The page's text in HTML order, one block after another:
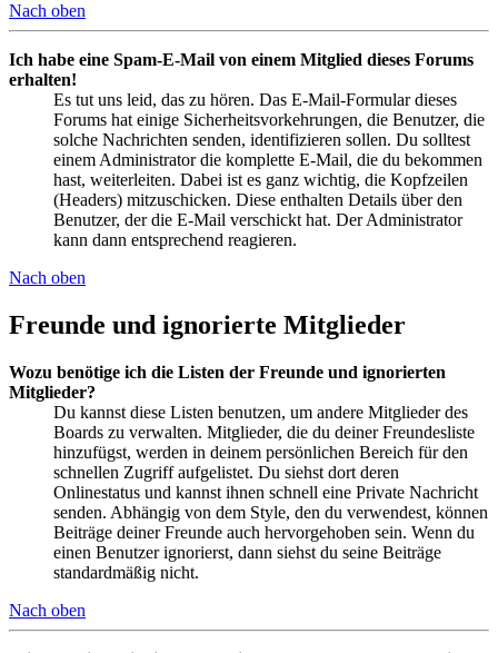
Nach oben
Ich habe eine Spam-E-Mail von einem Mitglied dieses Forums
erhalten!
Es tut uns leid, das zu hören. Das E-Mail-Formular dieses
Forums hat einige Sicherheitsvorkehrungen, die Benutzer, die
solche Nachrichten senden, identifizieren sollen. Du solltest
einem Administrator die komplette E-Mail, die du bekommen
hast, weiterleiten. Dabei ist es ganz wichtig, die Kopfzeilen
(Headers) mitzuschicken. Diese enthalten Details über den
Benutzer, der die E-Mail verschickt hat. Der Administrator
kann dann entsprechend reagieren.
Nach oben
Freunde und ignorierte Mitglieder
Wozu benötige ich die Listen der Freunde und ignorierten
Mitglieder?
Du kannst diese Listen benutzen, um andere Mitglieder des
Boards zu verwalten. Mitglieder, die du deiner Freundesliste
hinzufügst, werden in deinem persönlichen Bereich für den
schnellen Zugriff aufgelistet. Du siehst dort deren
Onlinestatus und kannst ihnen schnell eine Private Nachricht
senden. Abhängig von dem Style, den du verwendest, können
Beiträge deiner Freunde auch hervorgehoben sein. Wenn du
einen Benutzer ignorierst, dann siehst du seine Beiträge
standardmäßig nicht.
Nach oben